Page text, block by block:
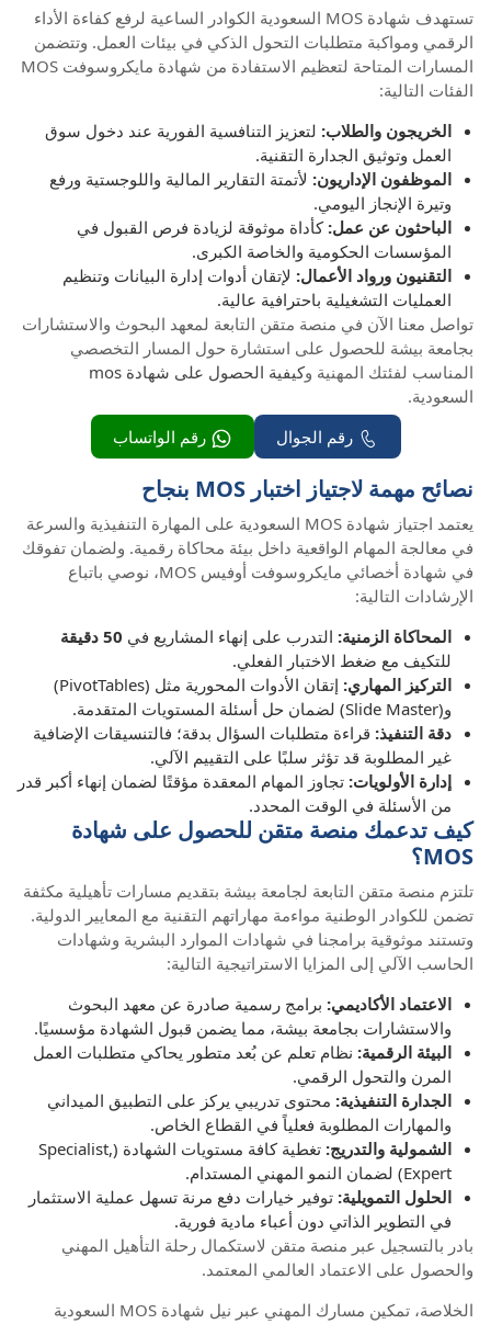
تستهدف شهادة MOS السعودية الكوادر الساعية لرفع كفاءة الأداء
الرقمي ومواكبة متطلبات التحول الذكي في بيئات العمل. وتتضمن
المسارات المتاحة لتعظيم الاستفادة من شهادة مايكروسوفت MOS
الفئات التالية:
الخريجون والطلاب: لتعزيز التنافسية الفورية عند دخول سوق
العمل وتوثيق الجدارة التقنية.
الموظفون الإداريون: لأتمتة التقارير المالية واللوجستية ورفع
وتيرة الإنجاز اليومي.
الباحثون عن عمل: كأداة موثوقة لزيادة فرص القبول في
المؤسسات الحكومية والخاصة الكبرى.
التقنيون ورواد الأعمال: لإتقان أدوات إدارة البيانات وتنظيم
العمليات التشغيلية باحترافية عالية.
تواصل معنا الآن في منصة متقن التابعة لمعهد البحوث والاستشارات
بجامعة بيشة للحصول على استشارة حول المسار التخصصي
المناسب لفئتك المهنية وكيفية الحصول على شهادة mos
السعودية.
رقم الجوال
رقم الواتساب
نصائح مهمة لاجتياز اختبار MOS بنجاح
يعتمد اجتياز شهادة MOS السعودية على المهارة التنفيذية والسرعة
في معالجة المهام الواقعية داخل بيئة محاكاة رقمية. ولضمان تفوقك
في شهادة أخصائي مايكروسوفت أوفيس MOS، نوصي باتباع
الإرشادات التالية:
المحاكاة الزمنية: التدرب على إنهاء المشاريع في
للتكيف مع ضغط الاختبار الفعلي.
التركيز المهاري:
إتقان الأدوات المحورية مثل (PivotTables)
و(Slide Master) لضمان حل أسئلة المستويات المتقدمة.
دقة التنفيذ: قراءة متطلبات السؤال بدقة؛ فالتنسيقات الإضافية
غير المطلوبة قد تؤثر سلبًا على التقييم الآلي.
إدارة الأولويات: تجاوز المهام المعقدة مؤقتًا لضمان إنهاء أكبر قدر
من الأسئلة في الوقت المحدد.
كيف تدعمك منصة متقن للحصول على شهادة
MOS؟
تلتزم منصة متقن التابعة لجامعة بيشة بتقديم مسارات تأهيلية مكثفة
تضمن للكوادر الوطنية مواءمة مهاراتهم التقنية مع المعايير الدولية.
وتستند موثوقية برامجنا في شهادات الموارد البشرية وشهادات
الحاسب الآلي إلى المزايا الاستراتيجية التالية:
الاعتماد الأكاديمي: برامج رسمية صادرة عن معهد البحوث
والاستشارات بجامعة بيشة، مما يضمن قبول الشهادة مؤسسيًا.
البيئة الرقمية: نظام تعلم عن بُعد متطور يحاكي متطلبات العمل
المرن والتحول الرقمي.
الجدارة التنفيذية: محتوى تدريبي يركز على التطبيق الميداني
والمهارات المطلوبة فعلياً في القطاع الخاص.
الشمولية والتدريج:
تغطية كافة مستويات الشهادة (Specialist,
Expert) لضمان النمو المهني المستدام.
الحلول التمويلية: توفير خيارات دفع مرنة تسهل عملية الاستثمار
في التطوير الذاتي دون أعباء مادية فورية.
بادر بالتسجيل عبر منصة متقن لاستكمال رحلة التأهيل المهني
والحصول على الاعتماد العالمي المعتمد.
الخلاصة، تمكين مسارك المهني عبر نيل شهادة MOS السعودية